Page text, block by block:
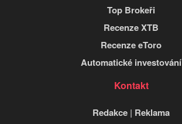
Top Brokeři
Recenze XTB
Recenze eToro
Automatické investování
Kontakt
Redakce | Reklama